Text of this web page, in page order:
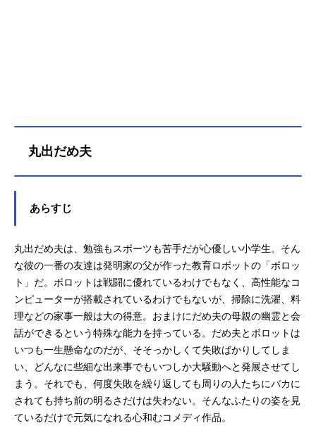
ザイン：荒木伸吾 姫野美智美術デ
丸出だめ夫
あらすじ
丸出だめ夫は、勉強もスポーツも苦手だが心優しい小学生。そん
な彼の一番の友達は発明家の父が作った教育ロボットの「ボロッ
ト」だ。ボロットは戦闘に優れているわけでもなく、高性能なコ
ンピューターが搭載されているわけでもないが、掃除に洗濯、料
理などの家事一般は大の得意。おまけにだめ夫の母親の幽霊と会
話ができるという特殊な能力を持っている。だめ夫とボロットは
いつも一生懸命なのだが、そそっかしくて失敗ばかりしてしま
い、どんなに些細な出来事でもいつしか大騒動へと発展させてし
まう。それでも、何度失敗を繰り返しても周りの人たちにバカに
されても持ち前の明るさだけは失わない。そんなふたりの姿を見
ているだけで元気になれる心和むコメディ作品。